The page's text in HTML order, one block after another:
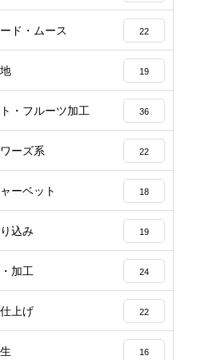
ド・ムース 22
19
・フルーツ加工 36
ーズ系 22
ーベット 18
込み 19
加工 24
上げ 22
16